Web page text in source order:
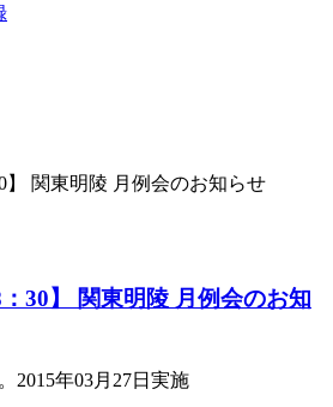
】 関東明陵 月例会のお知らせ
：30】 関東明陵 月例会のお知
2015年03月27日実施